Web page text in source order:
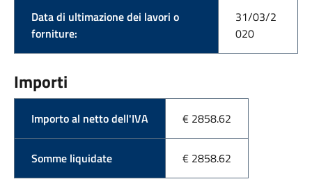
Data di ultimazione dei lavori o
forniture:
31/03/2
020
Importi
Importo al netto dell'IVA € 2858.62
Somme liquidate € 2858.62